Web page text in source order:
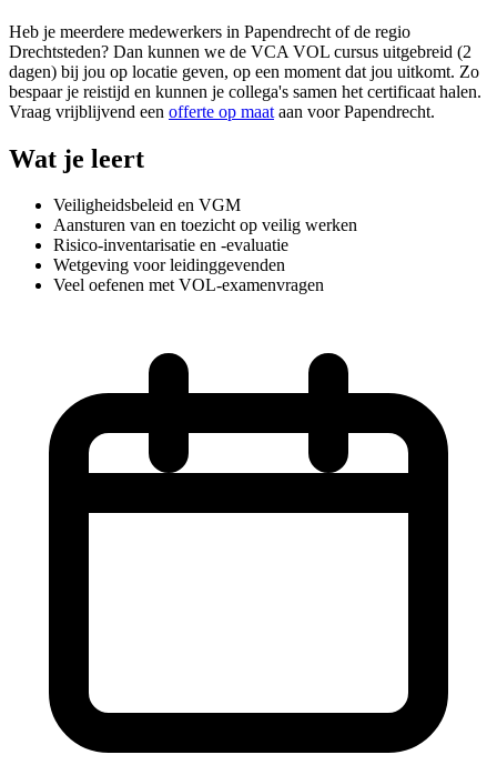
Heb je meerdere medewerkers in Papendrecht of de regio
Drechtsteden? Dan kunnen we de VCA VOL cursus uitgebreid (2
dagen) bij jou op locatie geven, op een moment dat jou uitkomt. Zo
bespaar je reistijd en kunnen je collega's samen het certificaat halen.
Vraag vrijblijvend een offerte op maat aan voor Papendrecht.
Wat je leert
Veiligheidsbeleid en VGM
Aansturen van en toezicht op veilig werken
Risico-inventarisatie en -evaluatie
Wetgeving voor leidinggevenden
Veel oefenen met VOL-examenvragen